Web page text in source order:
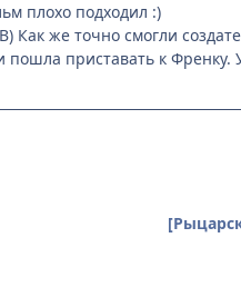
плохо подходил :)
же точно смогли
приставать к Френку.